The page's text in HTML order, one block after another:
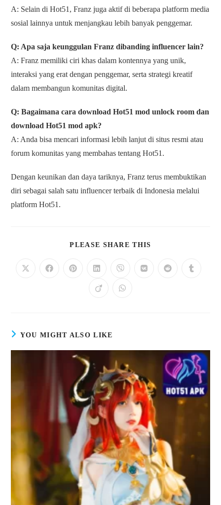
A: Selain di Hot51, Franz juga aktif di beberapa platform media
sosial lainnya untuk menjangkau lebih banyak penggemar.
Q: Apa saja keunggulan Franz dibanding influencer lain?
A: Franz memiliki ciri khas dalam kontennya yang unik,
interaksi yang erat dengan penggemar, serta strategi kreatif
dalam membangun komunitas digital.
Q: Bagaimana cara download Hot51 mod unlock room dan
download Hot51 mod apk?
A: Anda bisa mencari informasi lebih lanjut di situs resmi atau
forum komunitas yang membahas tentang Hot51.
Dengan keunikan dan daya tariknya, Franz terus membuktikan
diri sebagai salah satu influencer terbaik di Indonesia melalui
platform Hot51.
PLEASE SHARE THIS
YOU MIGHT ALSO LIKE